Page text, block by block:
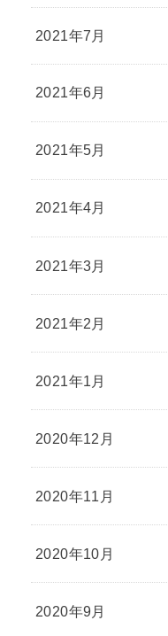
2021年7月
2021年6月
2021年5月
2021年4月
2021年3月
2021年2月
2021年1月
2020年12月
2020年11月
2020年10月
2020年9月